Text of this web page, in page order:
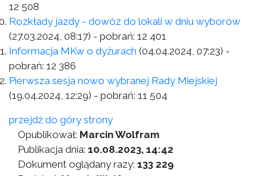
12 508
Rozkłady jazdy - dowóz do lokali w dniu wyborów
(27.03.2024, 08:17) - pobrań: 12 401
Informacja MKw o dyżurach (04.04.2024, 07:23) -
pobrań: 12 386
Pierwsza sesja nowo wybranej Rady Miejskiej
(19.04.2024, 12:29) - pobrań: 11 504
przejdź do góry strony
Opublikował: Marcin Wolfram
Publikacja dnia: 10.08.2023, 14:42
Dokument oglądany razy: 133 229